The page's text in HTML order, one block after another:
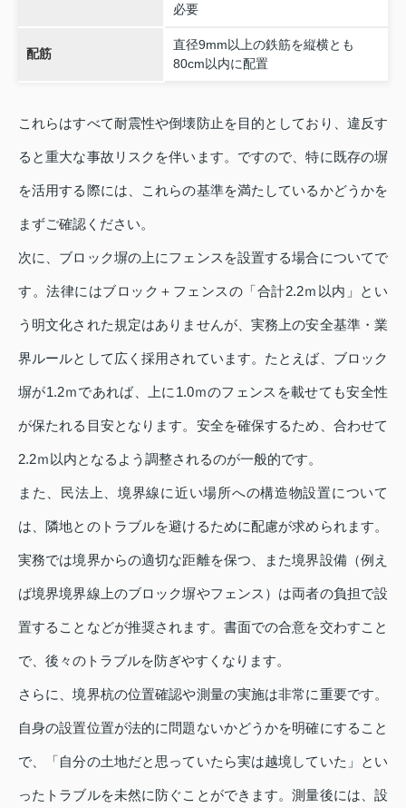
必要
配筋
直径9mm以上の鉄筋を縦横とも
80cm以内に配置
これらはすべて耐震性や倒壊防止を目的としており、違反す
ると重大な事故リスクを伴います。ですので、特に既存の塀
を活用する際には、これらの基準を満たしているかどうかを
まずご確認ください。
次に、ブロック塀の上にフェンスを設置する場合についてで
す。法律にはブロック＋フェンスの「合計2.2ｍ以内」とい
う明文化された規定はありませんが、実務上の安全基準・業
界ルールとして広く採用されています。たとえば、ブロック
塀が1.2ｍであれば、上に1.0ｍのフェンスを載せても安全性
が保たれる目安となります。安全を確保するため、合わせて
2.2ｍ以内となるよう調整されるのが一般的です。
また、民法上、境界線に近い場所への構造物設置について
は、隣地とのトラブルを避けるために配慮が求められます。
実務では境界からの適切な距離を保つ、また境界設備（例え
ば境界境界線上のブロック塀やフェンス）は両者の負担で設
置することなどが推奨されます。書面での合意を交わすこと
で、後々のトラブルを防ぎやすくなります。
さらに、境界杭の位置確認や測量の実施は非常に重要です。
自身の設置位置が法的に問題ないかどうかを明確にすること
で、「自分の土地だと思っていたら実は越境していた」とい
ったトラブルを未然に防ぐことができます。測量後には、設